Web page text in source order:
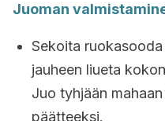
Juoman
Sekoita
jauheen liueta
Juo tyhjään
päätteeksi.